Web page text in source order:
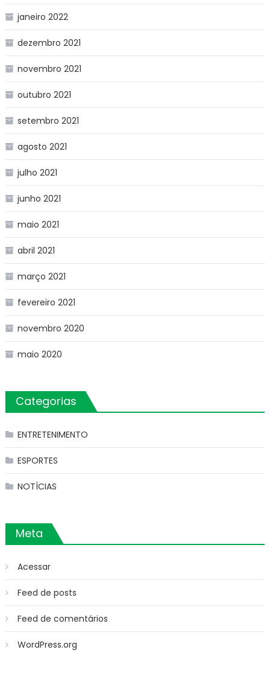
janeiro 2022
dezembro 2021
novembro 2021
outubro 2021
setembro 2021
agosto 2021
julho 2021
junho 2021
maio 2021
abril 2021
março 2021
fevereiro 2021
novembro 2020
maio 2020
Categorias
ENTRETENIMENTO
ESPORTES
NOTÍCIAS
Meta
Acessar
Feed de posts
Feed de comentários
WordPress.org